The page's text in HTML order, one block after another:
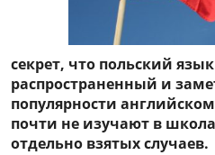
секрет, что польский
распространенный и
популярности
почти не изучают в
отдельно взятых случаев.